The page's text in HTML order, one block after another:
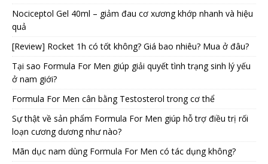
Nociceptol Gel 40ml – giảm đau cơ xương khớp nhanh và hiệu
quả
[Review] Rocket 1h có tốt không? Giá bao nhiêu? Mua ở đâu?
Tại sao Formula For Men giúp giải quyết tình trạng sinh lý yếu
ở nam giới?
Formula For Men cân bằng Testosterol trong cơ thể
Sự thật về sản phẩm Formula For Men giúp hỗ trợ điều trị rối
loạn cương dương như nào?
Mãn dục nam dùng Formula For Men có tác dụng không?